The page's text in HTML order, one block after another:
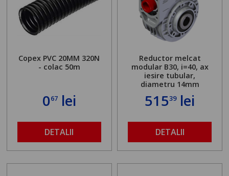
Copex PVC 20MM 320N
- colac 50m
067lei
DETALII
Reductor melcat
modular B30, i=40, ax
iesire tubular,
diametru 14mm
51539lei
DETALII